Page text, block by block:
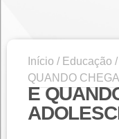
Início / Educação /
QUANDO
E